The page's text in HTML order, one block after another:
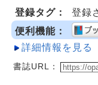
登録タグ：
登録
便利機能：
詳細情報を見る
書誌URL：